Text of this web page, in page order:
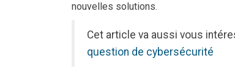
nouvelles solutions.
Cet article va aussi vous
question de cybersécurité